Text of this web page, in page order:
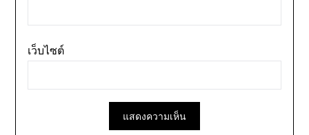
เว็บไซต์